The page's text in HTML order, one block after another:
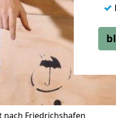
✓
Friedrichshafen